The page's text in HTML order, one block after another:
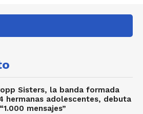
Sisters, la banda formada
hermanas adolescentes, debuta
mensajes”